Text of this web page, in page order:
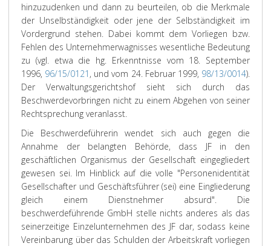
hinzuzudenken und dann zu beurteilen, ob die Merkmale
der Unselbständigkeit oder jene der Selbständigkeit im
Vordergrund stehen. Dabei kommt dem Vorliegen bzw.
Fehlen des Unternehmerwagnisses wesentliche Bedeutung
zu (vgl. etwa die hg. Erkenntnisse vom 18. September
1996, 96/15/0121 , und vom 24. Februar 1999, 98/13/0014).
Der Verwaltungsgerichtshof sieht sich durch das
Beschwerdevorbringen nicht zu einem Abgehen von seiner
Rechtsprechung veranlasst.
Die Beschwerdeführerin wendet sich auch gegen die
Annahme der belangten Behörde, dass JF in den
geschäftlichen Organismus der Gesellschaft eingegliedert
gewesen sei. Im Hinblick auf die volle "Personenidentität
Gesellschafter und Geschäftsführer (sei) eine Eingliederung
gleich einem Dienstnehmer absurd". Die
beschwerdeführende GmbH stelle nichts anderes als das
seinerzeitige Einzelunternehmen des JF dar, sodass keine
Vereinbarung über das Schulden der Arbeitskraft vorliegen